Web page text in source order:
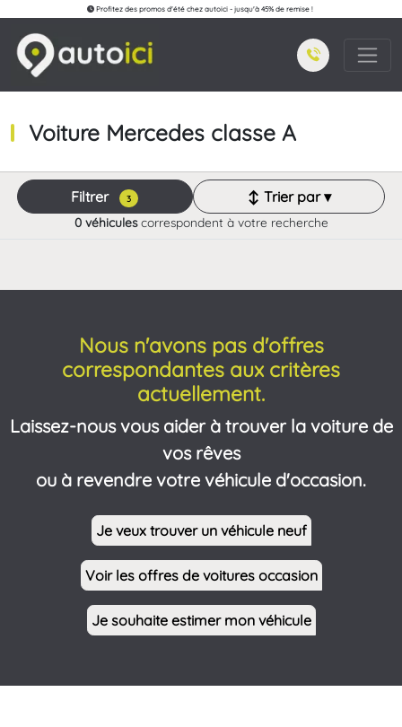
Profitez des promos d'été chez autoici - jusqu'à 45% de remise !
Voiture Mercedes classe A
Filtrer 3 ↕ Trier par ▾
0 véhiculescorrespondent à votre recherche
Nous n'avons pas d'offres
correspondantes aux critères
actuellement.
Laissez-nous vous aider à trouver la voiture de
vos rêves
ou à revendre votre véhicule d'occasion.
Je veux trouver un véhicule neuf
Voir les offres de voitures occasion
Je souhaite estimer mon véhicule